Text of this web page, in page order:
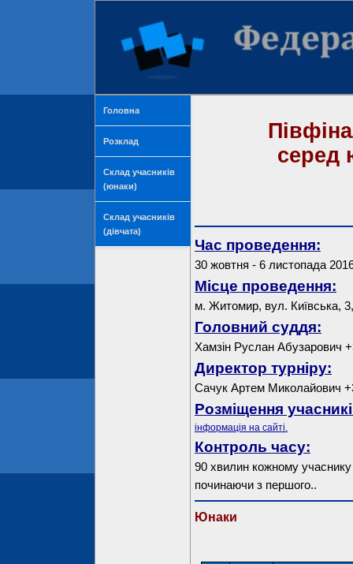
Головна
Розклад
Склад учасників
(юнаки)
Склад учасників
(дівчата)
серед
Час проведення:
30 жовтня - 6 листопада
Місце проведення:
м. Житомир, вул. Київська,
Головний суддя:
Хамзін Руслан Абузарович
Директор турніру:
Сачук Артем Миколайович
Розміщення
інформація на сайті.
Контроль часу:
90 хвилин кожному
починаючи з першого..
Юнаки